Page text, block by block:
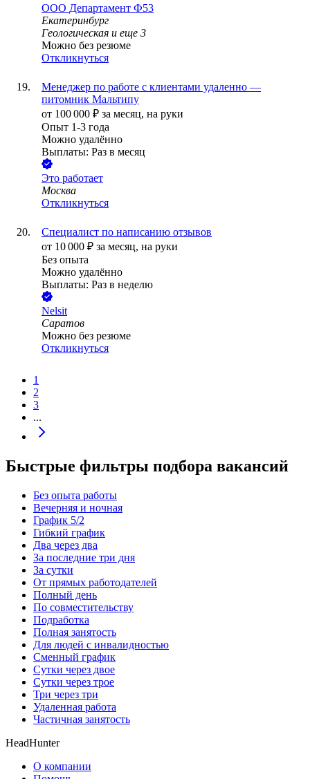
ООО Департамент Ф53
Екатеринбург
Геологическая и еще 3
Можно без резюме
Откликнуться
Менеджер по работе с клиентами удаленно —
питомник Мальтипу
от 100 000 ₽ за месяц, на руки
Опыт 1-3 года
Можно удалённо
Выплаты: Раз в месяц
Это работает
Москва
Откликнуться
Специалист по написанию отзывов
от 10 000 ₽ за месяц, на руки
Без опыта
Можно удалённо
Выплаты: Раз в неделю
Nelsit
Саратов
Можно без резюме
Откликнуться
1
2
3
...
Быстрые фильтры подбора вакансий
Без опыта работы
Вечерняя и ночная
График 5/2
Гибкий график
Два через два
За последние три дня
За сутки
От прямых работодателей
Полный день
По совместительству
Подработка
Полная занятость
Для людей с инвалидностью
Сменный график
Сутки через двое
Сутки через трое
Три через три
Удаленная работа
Частичная занятость
HeadHunter
О компании